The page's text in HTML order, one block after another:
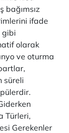
bağımsız
ifade
gibi
olarak
ve oturma
süreli
Türleri,
Gerekenler